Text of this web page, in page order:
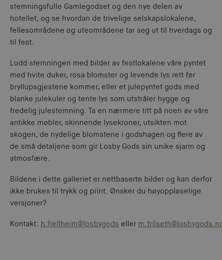
stemningsfulle Gamlegodset og den nye delen av
hotellet, og se hvordan de trivelige selskapslokalene,
fellesområdene og uteområdene tar seg ut til hverdags og
til fest.
Lodd stemningen med bilder av festlokalene våre pyntet
med hvite duker, rosa blomster og levende lys rett før
bryllupsgjestene kommer, eller et julepyntet gods med
blanke julekuler og tente lys som utstråler hygge og
fredelig julestemning. Ta en nærmere titt på noen av våre
antikke møbler, skinnende lysekroner, utsikten mot
skogen, de nydelige blomstene i godshagen og flere av
de små detaljene som gir Losby Gods sin unike sjarm og
atmosfære.
Bildene i dette galleriet er nettbaserte bilder og kan derfor
ikke brukes til trykk og print. Ønsker du høyoppløselige
versjoner?
Kontakt: h.fjellheim@losbygods eller